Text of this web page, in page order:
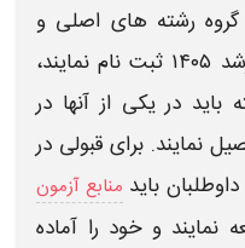
گروه رشته های اصلی و
ثبت نام نمایند،
در یکی از آنها در
نمایند. برای قبولی در
داوطلبان باید منابع آزمون
نمایند و خود را آماده